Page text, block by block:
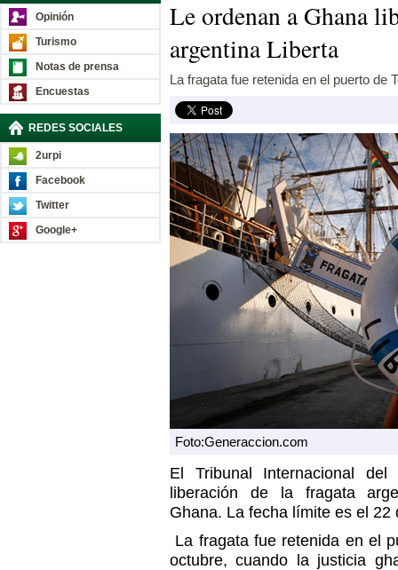
Opinión
Turismo
Notas de prensa
Encuestas
REDES SOCIALES
2urpi
Facebook
Twitter
Google+
Le ordenan a Ghana
argentina Liberta
La fragata fue retenida en el puerto de
Foto:Generaccion.com
El Tribunal Internacional
liberación de la fragata
Ghana. La fecha límite es el 22
La fragata fue retenida en el
octubre, cuando la justicia